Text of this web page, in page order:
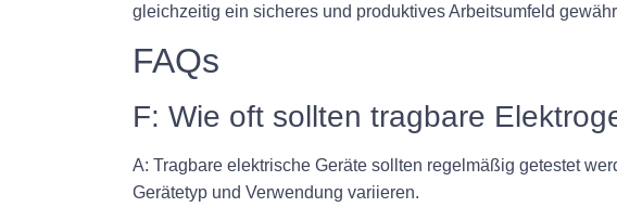
gleichzeitig ein sicheres und produktives Arbeitsumfeld
FAQs
F: Wie oft sollten tragbare
A: Tragbare elektrische Geräte sollten regelmäßig getestet
Gerätetyp und Verwendung variieren.